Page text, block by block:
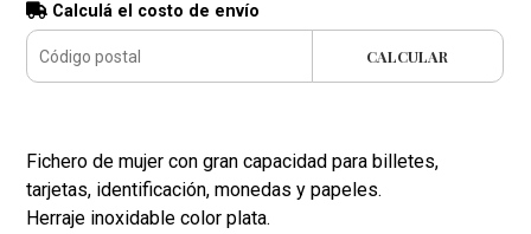
Calculá el costo de envío
CALCULAR
Fichero de mujer con gran capacidad para billetes,
tarjetas, identificación, monedas y papeles.
Herraje inoxidable color plata.